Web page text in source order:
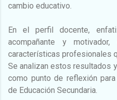
cambio educativo.
En el perfil docente,
acompañante y
características profesionales
Se analizan estos resultados
como punto de reflexión
de Educación Secundaria.